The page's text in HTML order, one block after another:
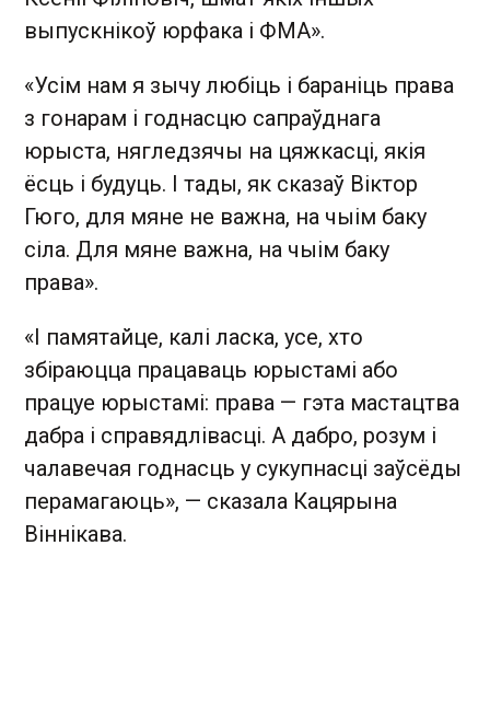
выпускнікоў юрфака і ФМА».
«Усім нам я зычу любіць і бараніць права
з гонарам і годнасцю сапраўднага
юрыста, нягледзячы на цяжкасці, якія
ёсць і будуць. І тады, як сказаў Віктор
Гюго, для мяне не важна, на чыім баку
сіла. Для мяне важна, на чыім баку
права».
«І памятайце, калі ласка, усе, хто
збіраюцца працаваць юрыстамі або
працуе юрыстамі: права — гэта мастацтва
дабра і справядлівасці. А дабро, розум і
чалавечая годнасць у сукупнасці заўсёды
перамагаюць», — сказала Кацярына
Віннікава.